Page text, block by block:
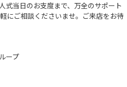
式当日のお支度まで、万全のサポート
にご相談くださいませ。ご来店をお待
ープ